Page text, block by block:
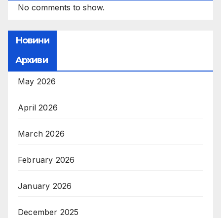
No comments to show.
Новини
Архиви
May 2026
April 2026
March 2026
February 2026
January 2026
December 2025